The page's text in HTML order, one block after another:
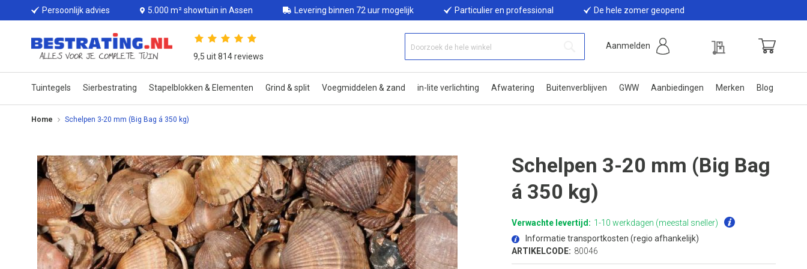
Persoonlijk advies 5.000 m² showtuin in Assen Levering binnen 72 uur mogelijk Particulier en professional De hele zomer geopend
9,5 uit 814 reviews
Aanmelden
Tuintegels Sierbestrating Stapelblokken & Elementen Grind & split Voegmiddelen & zand in-lite verlichting Afwatering Buitenverblijven GWW Aanbiedingen Merken Blog
Home Schelpen 3-20 mm (Big Bag á 350 kg)
Ga
naar
einde
van
de
afbeeldingen-
gallerij
Schelpen 3-20 mm (Big Bag
á 350 kg)
Verwachte levertijd: 1-10 werkdagen (meestal sneller)
Informatie transportkosten (regio afhankelijk)
ARTIKELCODE: 80046